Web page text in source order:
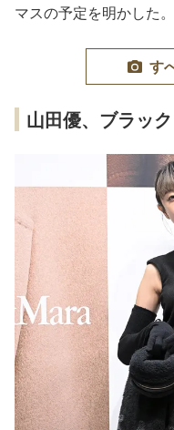
マスの予定を明かした。
す
山田優、ブラッ